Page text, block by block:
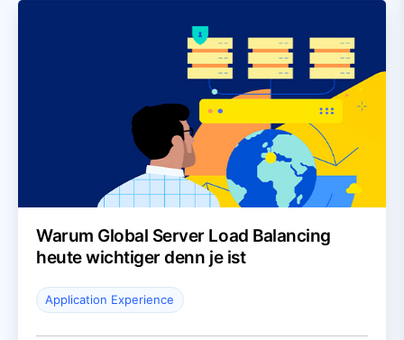
Warum Global Server Load Balancing
heute wichtiger denn je ist
Application Experience